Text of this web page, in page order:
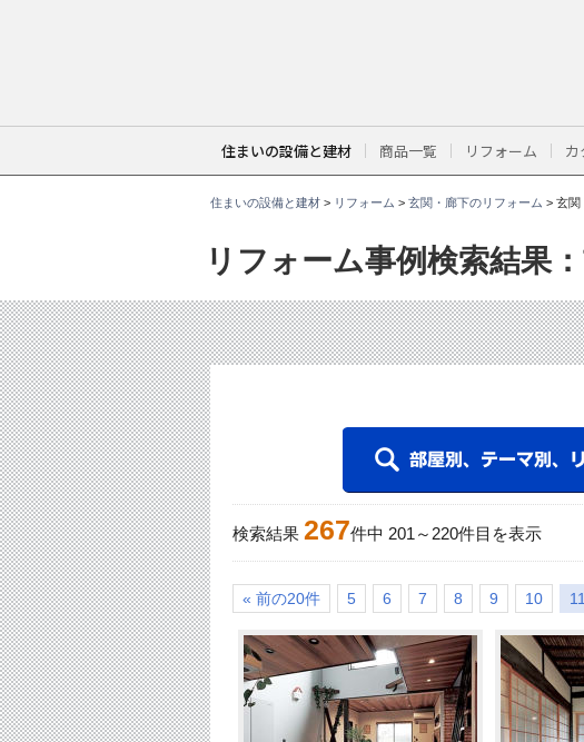
住まいの設備と建材 商品一覧 リフォーム カ
住まいの設備と建材> リフォーム > 玄関・廊下のリフォーム > 玄関
リフォーム事例検索結果
。
検索結果 267件中 201 ～ 220件目を表示
« 前の20件 5 6 7 8 9 10 11